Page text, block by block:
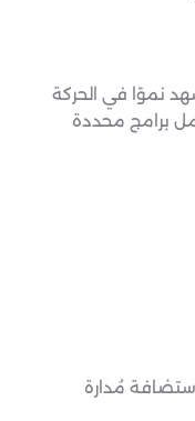
نموًا في الحركة
برامج محددة
مُدارة